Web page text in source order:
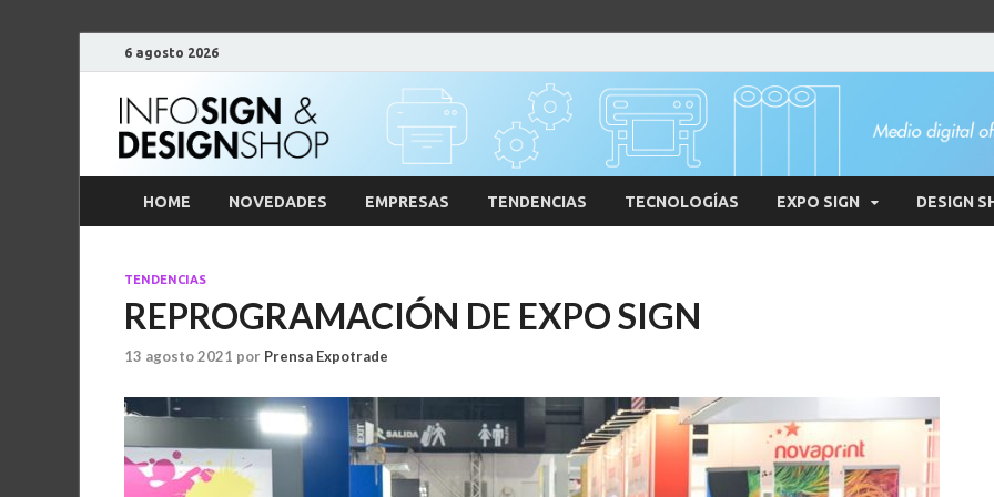
6 agosto 2026
HOME NOVEDADES EMPRESAS TENDENCIAS TECNOLOGÍAS EXPO SIGN DESIGN
TENDENCIAS
REPROGRAMACIÓN DE EXPO SIGN
13 agosto 2021 por Prensa Expotrade